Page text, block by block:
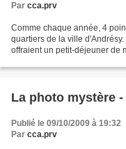
Par cca.prv
Comme chaque année, 4
quartiers de la ville
offraient un petit-déjeuner de
La photo mystère
Publié le 09/10/2009 à 19:32
Par cca.prv